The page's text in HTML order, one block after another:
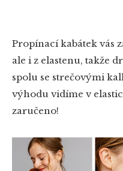
Propínací kabátek vás
ale i z elastenu, takže
spolu se strečovými
výhodu vidíme v
zaručeno!